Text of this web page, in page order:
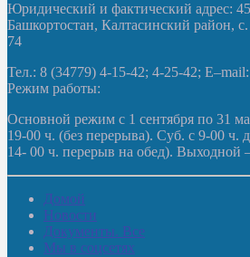
Юридический и фактический адрес:
Башкортостан, Калтасинский район,
74
Тел.: 8 (34779) 4-15-42; 4-25-42;
Режим работы:
Основной режим с 1 сентября по 31
19-00 ч. (без перерыва). Суб. с 9-00 ч.
14- 00 ч. перерыв на обед). Выходной
Домой
Новости
Документы. Все
Мы в соцсетях